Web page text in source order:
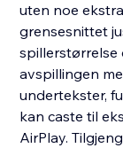
uten noe
grensesnittet
spillerstørrelse
avspillingen
undertekster,
kan caste til
AirPlay.